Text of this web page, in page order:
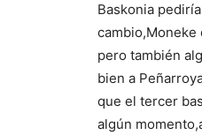
Baskonia
cambio,Moneke
pero también
bien a
que el tercer
algún